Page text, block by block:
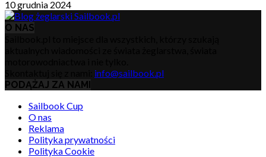
10 grudnia 2024
O NAS
info@sailbook.pl
PODĄŻAJ ZA NAMI
Sailbook Cup
O nas
Reklama
Polityka prywatności
Polityka Cookie